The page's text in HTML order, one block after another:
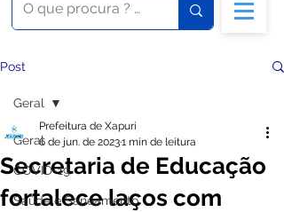
Post
Geral
COVID-19
Saúde e Saneamento
Geral
Secretaria de Educação
fortalece laços com
Prefeitura de Xapuri
6 de jun. de 20231 min de leitura